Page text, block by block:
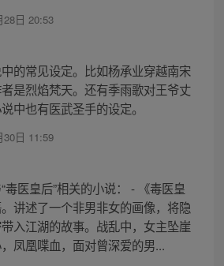
28日 20:53
的常见设定。比如杨承业穿越南宋
是烈焰梵天。还有季雨歌对王爷丈
中也有医武圣手的设定。
30日 11:59
毒医皇后”相关的小说： - 《毒医皇
讲述了一个非男非女的画像，将隐
入江湖的故事。战乱中，女主坠崖
凤凰喋血，面对曾深爱的男...